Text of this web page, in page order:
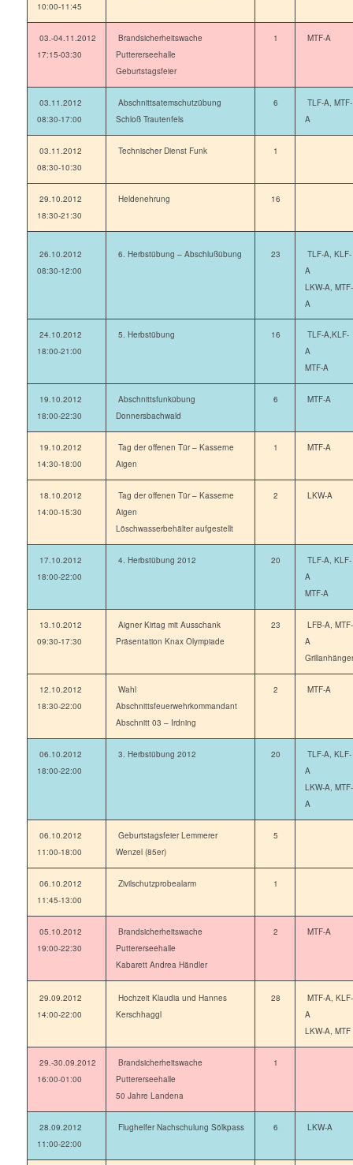
10:00-11:45
03.-04.11.2012
17:15-03:30
Brandsicherheitswache
Puttererseehalle
Geburtstagsfeier
1 MTF-A
03.11.2012
08:30-17:00
Abschnittsatemschutzübung
Schloß Trautenfels
6
TLF-A, MTF-
A
03.11.2012
08:30-10:30
Technischer Dienst Funk 1
29.10.2012
18:30-21:30
Heldenehrung 16
26.10.2012
08:30-12:00
6. Herbstübung – Abschlußübung 23
TLF-A, KLF-
A
LKW-A, MTF-
A
24.10.2012
18:00-21:00
5. Herbstübung 16
TLF-A,KLF-
A
MTF-A
19.10.2012
18:00-22:30
Abschnittsfunkübung
Donnersbachwald
6 MTF-A
19.10.2012
14:30-18:00
Tag der offenen Tür – Kasserne
Aigen
1 MTF-A
18.10.2012
14:00-15:30
Tag der offenen Tür – Kasserne
Aigen
Löschwasserbehälter aufgestellt
2 LKW-A
17.10.2012
18:00-22:00
4. Herbstübung 2012 20
TLF-A, KLF-
A
MTF-A
13.10.2012
09:30-17:30
Aigner Kirtag mit Ausschank
Präsentation Knax Olympiade
23
LFB-A, MTF-
A
Grillanhänger
12.10.2012
18:30-22:00
Wahl
Abschnittsfeuerwehrkommandant
Abschnitt 03 – Irdning
2 MTF-A
06.10.2012
18:00-22:00
3. Herbstübung 2012 20
TLF-A, KLF-
A
LKW-A, MTF-
A
06.10.2012
11:00-18:00
Geburtstagsfeier Lemmerer
Wenzel (85er)
5
06.10.2012
11:45-13:00
Zivilschutzprobealarm 1
05.10.2012
19:00-22:30
Brandsicherheitswache
Puttererseehalle
Kabarett Andrea Händler
2 MTF-A
29.09.2012
14:00-22:00
Hochzeit Klaudia und Hannes
Kerschhaggl
28
MTF-A, KLF-
A
LKW-A, MTF
29.-30.09.2012
16:00-01:00
Brandsicherheitswache
Puttererseehalle
50 Jahre Landena
1
28.09.2012
11:00-22:00
Flughelfer Nachschulung Sölkpass 6 LKW-A